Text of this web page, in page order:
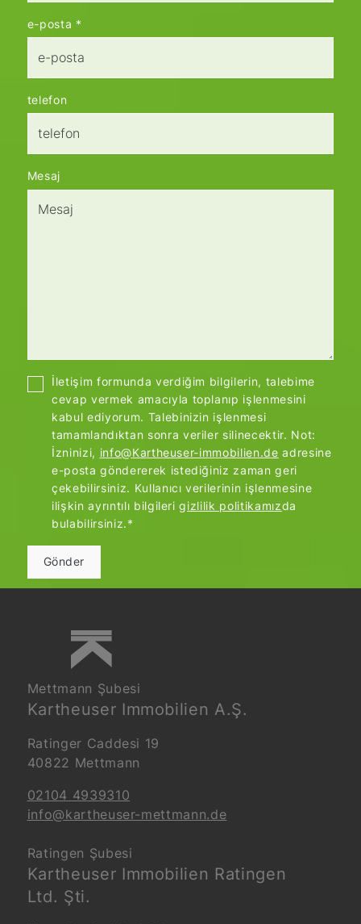
e-posta *
telefon
Mesaj
İletişim formunda verdiğim bilgilerin, talebime
cevap vermek amacıyla toplanıp işlenmesini
kabul ediyorum. Talebinizin işlenmesi
tamamlandıktan sonra veriler silinecektir. Not:
İzninizi, info@Kartheuser-immobilien.de adresine
e-posta göndererek istediğiniz zaman geri
çekebilirsiniz. Kullanıcı verilerinin işlenmesine
ilişkin ayrıntılı bilgilerigizlilik politikamızda
bulabilirsiniz.*
Gönder
Mettmann Şubesi
Kartheuser Immobilien A.Ş.
Ratinger Caddesi 19
40822 Mettmann
02104 4939310
info@kartheuser-mettmann.de
Ratingen Şubesi
Kartheuser Immobilien Ratingen
Ltd. Şti.